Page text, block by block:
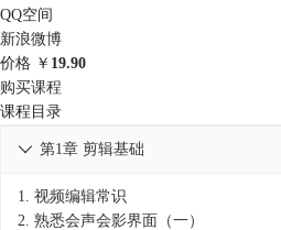
QQ空间
新浪微博
价格 ￥ 19.90
购买课程
课程目录
第1章 剪辑基础

1. 视频编辑常识
2. 熟悉会声会影界面（一）